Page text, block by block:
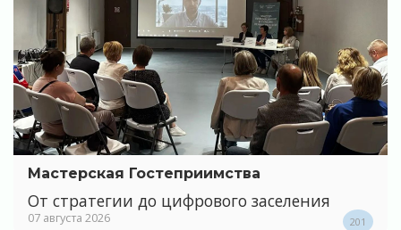
Мастерская Гостеприимства
От стратегии до цифрового заселения
07 августа 2026 201